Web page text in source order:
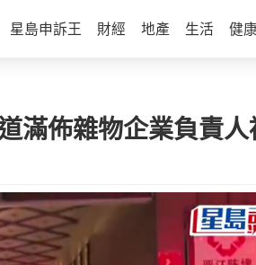
星島申訴王 財經 地產 生活 健
滿佈雜物企業負責